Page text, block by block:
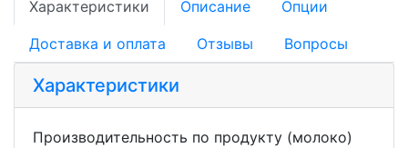
Характеристики Описание Опции
Доставка и оплата Отзывы Вопросы
Характеристики
Производительность по продукту (молоко)